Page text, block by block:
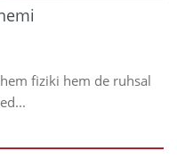
fiziki hem de ruhsal